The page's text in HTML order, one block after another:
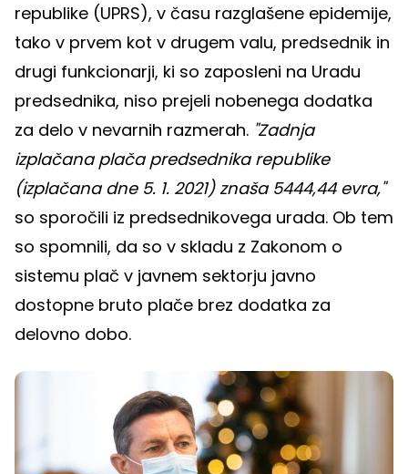
republike (UPRS), v času razglašene epidemije,
tako v prvem kot v drugem valu, predsednik in
drugi funkcionarji, ki so zaposleni na Uradu
predsednika, niso prejeli nobenega dodatka
za delo v nevarnih razmerah. "Zadnja
izplačana plača predsednika republike
(izplačana dne 5. 1. 2021) znaša 5444,44 evra,"
so sporočili iz predsednikovega urada. Ob tem
so spomnili, da so v skladu z Zakonom o
sistemu plač v javnem sektorju javno
dostopne bruto plače brez dodatka za
delovno dobo.